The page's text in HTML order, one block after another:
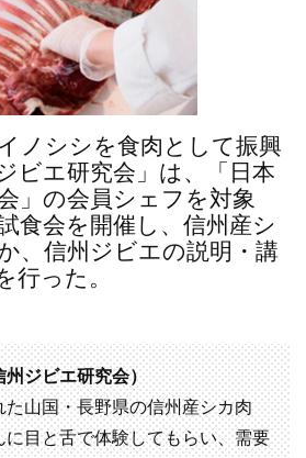
ノシシを食肉として振興
ビエ研究会」は、「日本
」の会員シェフを対象
食会を開催し、信州産シ
、信州ジビエの説明・講
行った。
州ジビエ研究会）
た山国・長野県の信州産シカ肉
に目と舌で体験してもらい、需要